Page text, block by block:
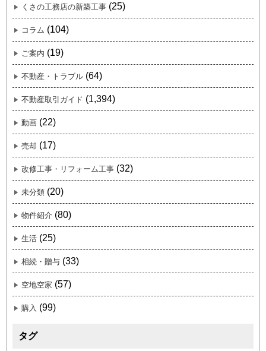
くさの工務店の新築工事 (25)
コラム (104)
ご案内 (19)
不動産・トラブル (64)
不動産取引ガイド (1,394)
動画 (22)
売却 (17)
改修工事・リフォーム工事 (32)
未分類 (20)
物件紹介 (80)
生活 (25)
相続・贈与 (33)
空地空家 (57)
購入 (99)
タグ